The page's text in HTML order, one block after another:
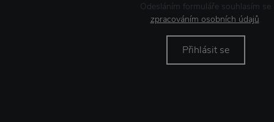
Odesláním formuláře souhlasím se
zpracováním osobních údajů.
Přihlásit se